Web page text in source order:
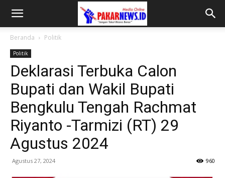
Beranda Politik
Politik
Deklarasi Terbuka Calon
Bupati dan Wakil Bupati
Bengkulu Tengah Rachmat
Riyanto -Tarmizi (RT) 29
Agustus 2024
Agustus 27, 2024 960